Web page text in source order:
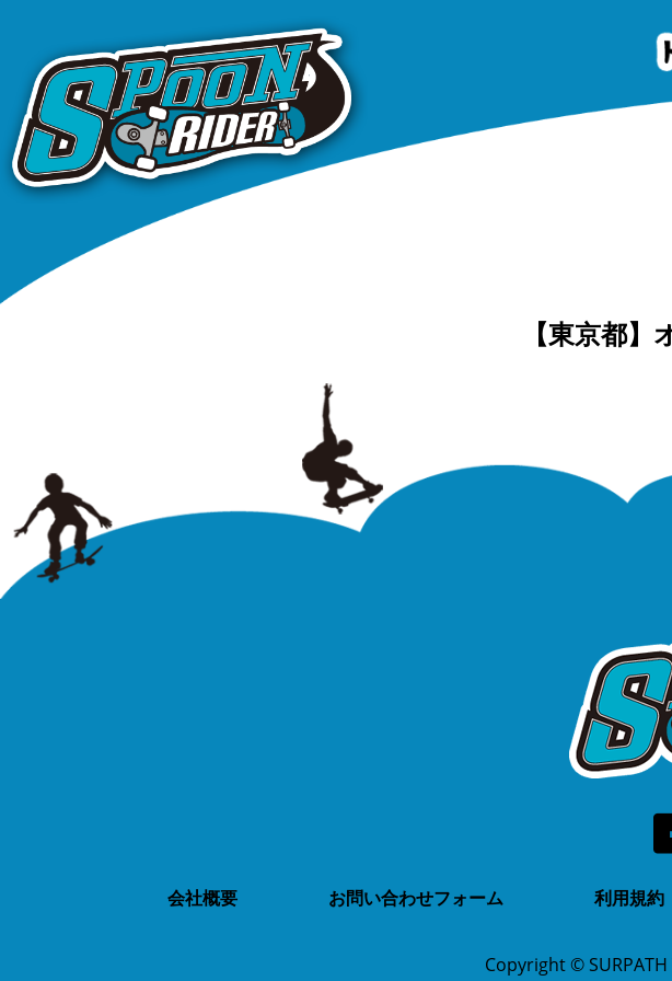
【東京都
会社概要 お問い合わせフォーム 利用規約
Copyright © SURPATH